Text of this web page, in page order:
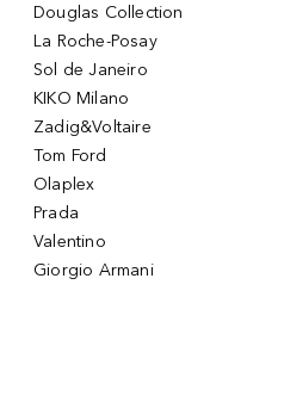
Douglas Collection
La Roche-Posay
Sol de Janeiro
KIKO Milano
Zadig&Voltaire
Tom Ford
Olaplex
Prada
Valentino
Giorgio Armani